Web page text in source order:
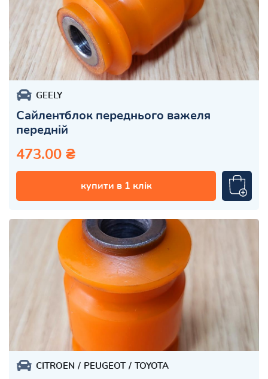
GEELY
Сайлентблок переднього важеля
передній
473.00 ₴
купити в 1 клік
CITROEN PEUGEOT TOYOTA